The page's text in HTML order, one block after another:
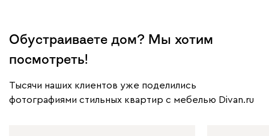
Обустраиваете дом? Мы хотим
посмотреть!
Тысячи наших клиентов уже поделились
фотографиями стильных квартир с мебелью Divan.ru